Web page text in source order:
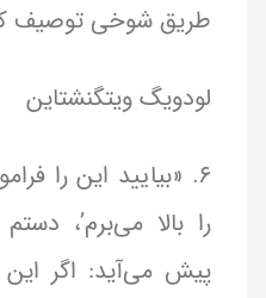
طریق شوخی توصیف
لودویگ ویتگنشتاین
6. «بیایید این را
را بالا می‌برم’،
پیش می‌آید: اگر این